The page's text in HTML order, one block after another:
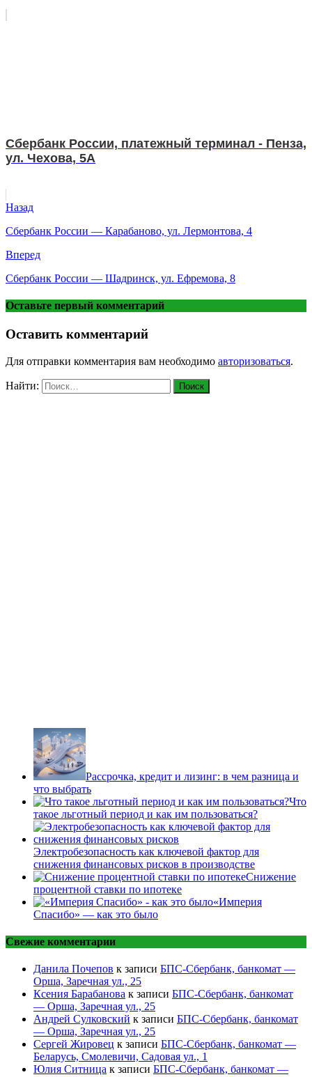
Сбербанк России, платежный терминал - Пенза,
ул. Чехова, 5А
Назад
Сбербанк России — Карабаново, ул. Лермонтова, 4
Вперед
Сбербанк России — Шадринск, ул. Ефремова, 8
Оставьте первый комментарий
Оставить комментарий
Для отправки комментария вам необходимо авторизоваться.
Найти:
Рассрочка, кредит и лизинг: в чем разница и
что выбрать
Что
такое льготный период и как им пользоваться?
Электробезопасность как ключевой фактор для
снижения финансовых рисков в производстве
Снижение
процентной ставки по ипотеке
«Империя
Спасибо» — как это было
Свежие комментарии
Данила Почепов к записи БПС-Сбербанк, банкомат —
Орша, Заречная ул., 25
Ксения Барабанова к записи БПС-Сбербанк, банкомат
— Орша, Заречная ул., 25
Андрей Сулковский к записи БПС-Сбербанк, банкомат
— Орша, Заречная ул., 25
Сергей Жировец к записи БПС-Сбербанк, банкомат —
Беларусь, Смолевичи, Садовая ул., 1
Юлия Ситница к записи БПС-Сбербанк, банкомат —